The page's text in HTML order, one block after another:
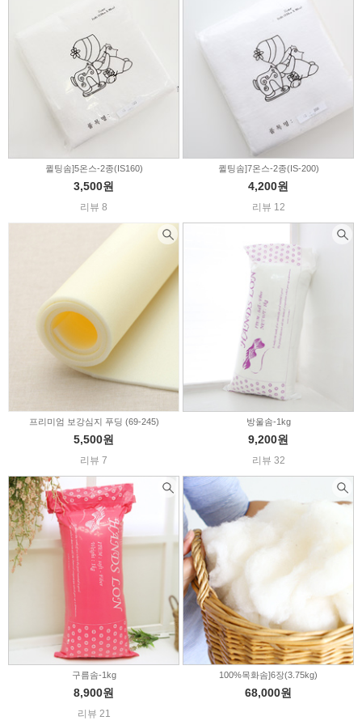
퀼팅솜]5온스-2종(IS160)
3,500원
리뷰 8
퀼팅솜]7온스-2종(IS-200)
4,200원
리뷰 12
프리미엄 보강심지 푸딩 (69-245)
5,500원
리뷰 7
방울솜-1kg
9,200원
리뷰 32
구름솜-1kg
8,900원
리뷰 21
100%목화솜]6장(3.75kg)
68,000원